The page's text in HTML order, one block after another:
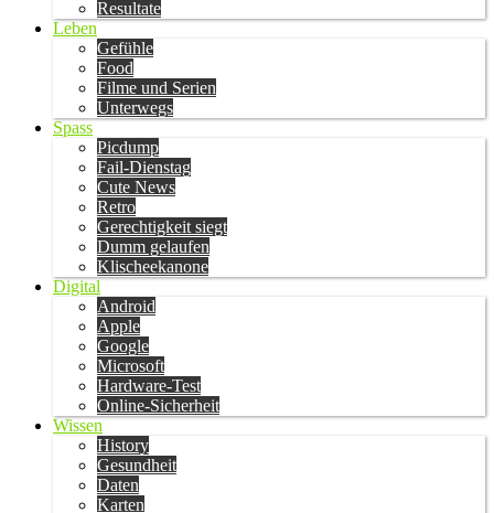
Resultate
Leben
Gefühle
Food
Filme und Serien
Unterwegs
Spass
Picdump
Fail-Dienstag
Cute News
Retro
Gerechtigkeit siegt
Dumm gelaufen
Klischeekanone
Digital
Android
Apple
Google
Microsoft
Hardware-Test
Online-Sicherheit
Wissen
History
Gesundheit
Daten
Karten